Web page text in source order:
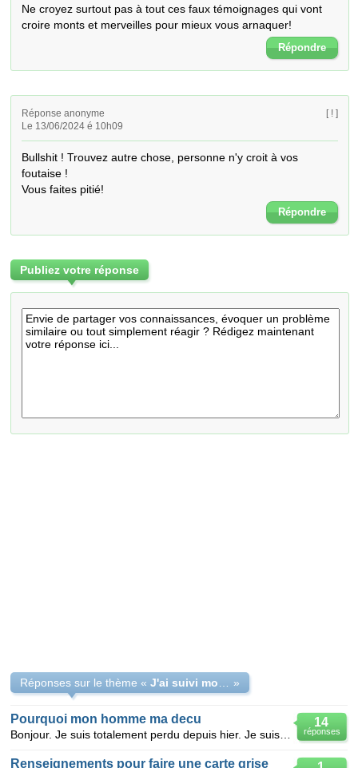
Ne croyez surtout pas à tout ces faux témoignages qui vont
croire monts et merveilles pour mieux vous arnaquer!
Répondre
Réponse anonyme
Le 13/06/2024 é 10h09
[ ! ]
Bullshit ! Trouvez autre chose, personne n'y croit à vos
foutaise !
Vous faites pitié!
Répondre
Publiez votre réponse
Réponses sur le thème « »
14
réponses
Pourquoi mon homme ma decu
Renseignements pour faire une carte grise